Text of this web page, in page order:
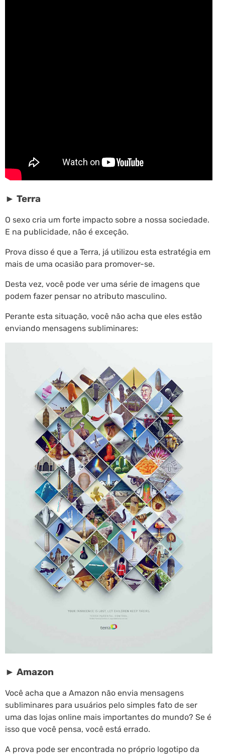
► Terra
O sexo cria um forte impacto sobre a nossa sociedade.
E na publicidade, não é exceção.
Prova disso é que a Terra, já utilizou esta estratégia em
mais de uma ocasião para promover-se.
Desta vez, você pode ver uma série de imagens que
podem fazer pensar no atributo masculino.
Perante esta situação, você não acha que eles estão
enviando mensagens subliminares:
► Amazon
Você acha que a Amazon não envia mensagens
subliminares para usuários pelo simples fato de ser
uma das lojas online mais importantes do mundo? Se é
isso que você pensa, você está errado.
A prova pode ser encontrada no próprio logotipo da